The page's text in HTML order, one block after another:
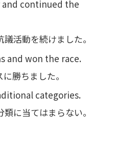
continued the
活動を続けました。
and won the race.
勝ちました。
categories.
に当てはまらない。